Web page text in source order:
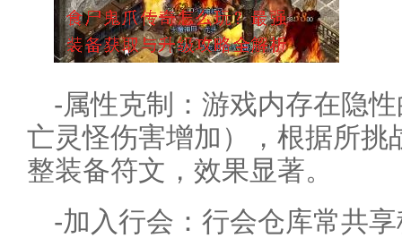
-属性克制：游戏内存在隐
亡灵怪伤害增加），根据所挑
整装备符文，效果显著。
-加入行会：行会仓库常共